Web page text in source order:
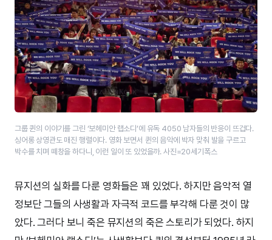
그룹 퀸의 이야기를 그린 ‘보헤미안 랩소디’에 유독 4050 남자들의 반응이 뜨겁다.
싱어롱 상영관도 매진 행렬이다. 영화 보면서 퀸의 음악에 박자 맞춰 발을 구르고
박수를 치며 떼창을 하다니, 이런 일이 또 있었을까. 사진=20세기폭스
뮤지션의 실화를 다룬 영화들은 꽤 있었다. 하지만 음악적 열
정보단 그들의 사생활과 자극적 코드를 부각해 다룬 것이 많
았다. 그러다 보니 죽은 뮤지션의 죽은 스토리가 되었다. 하지